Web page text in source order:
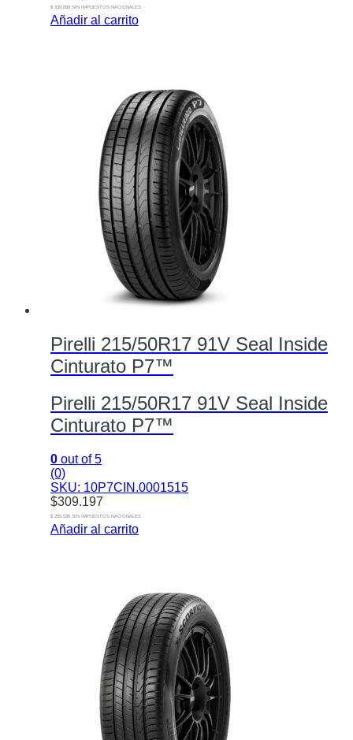
$ 339.899 SIN IMPUESTOS NACIONALES
Añadir al carrito
Pirelli 215/50R17 91V Seal Inside
Cinturato P7™
Pirelli 215/50R17 91V Seal Inside
Cinturato P7™
0 out of 5
(0)
SKU: 10P7CIN.0001515
$309.197
$ 255.535 SIN IMPUESTOS NACIONALES
Añadir al carrito